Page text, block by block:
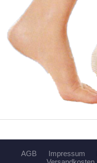
AGB Impressum